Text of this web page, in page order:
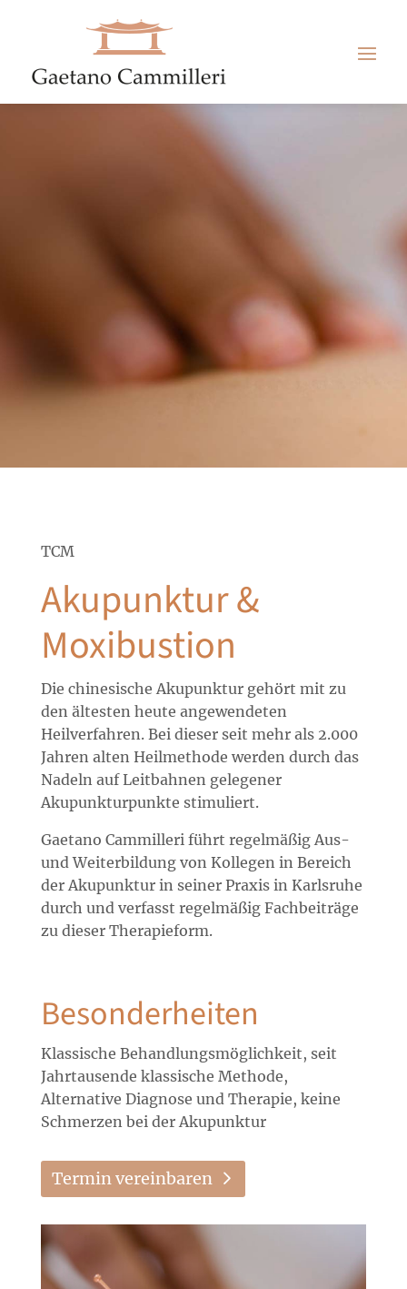
TCM
Akupunktur &
Moxibustion
Die chinesische Akupunktur gehört mit zu
den ältesten heute angewendeten
Heilverfahren. Bei dieser seit mehr als 2.000
Jahren alten Heilmethode werden durch das
Nadeln auf Leitbahnen gelegener
Akupunkturpunkte stimuliert.
Gaetano Cammilleri führt regelmäßig Aus-
und Weiterbildung von Kollegen in Bereich
der Akupunktur in seiner Praxis in Karlsruhe
durch und verfasst regelmäßig Fachbeiträge
zu dieser Therapieform.
Besonderheiten
Klassische Behandlungsmöglichkeit, seit
Jahrtausende klassische Methode,
Alternative Diagnose und Therapie, keine
Schmerzen bei der Akupunktur
Termin vereinbaren